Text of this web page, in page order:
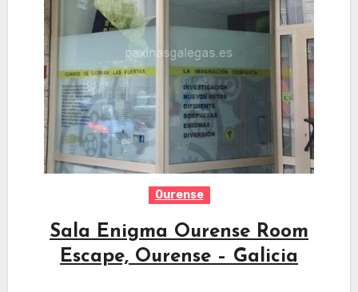
Ourense
Sala Enigma Ourense Room
Escape, Ourense – Galicia